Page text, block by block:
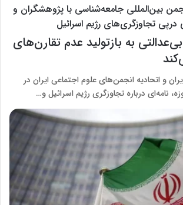
بین‌المللی جامعه‌شناسی با پژوهشگران و
درپی تجاوزگری‌های رژیم اسرائیل
به بازتولید عدم تقارن‌های
و اتحادیه انجمن‌های علوم اجتماعی ایران در
نامه‌ای درباره تجاوزگری رژیم اسرائیل و…